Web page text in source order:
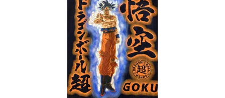
えて究極の戦闘技術の登場です🔥「悟空さ、覚醒し過ぎだ
べ」とチチは言ったとか言わなかったとか・・・次のTシ
ャツは・・・この4人と